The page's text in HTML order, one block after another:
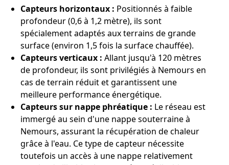
Capteurs horizontaux : Positionnés à faible
profondeur (0,6 à 1,2 mètre), ils sont
spécialement adaptés aux terrains de grande
surface (environ 1,5 fois la surface chauffée).
Capteurs verticaux : Allant jusqu'à 120 mètres
de profondeur, ils sont privilégiés à Nemours en
cas de terrain réduit et garantissent une
meilleure performance énergétique.
Capteurs sur nappe phréatique : Le réseau est
immergé au sein d'une nappe souterraine à
Nemours, assurant la récupération de chaleur
grâce à l'eau. Ce type de capteur nécessite
toutefois un accès à une nappe relativement